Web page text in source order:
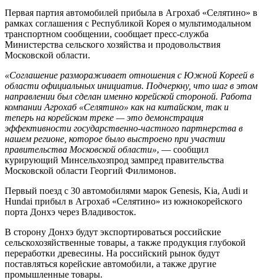
Первая партия автомобилей прибыла в Агрохаб «Селятино» в
рамках соглашения с Республикой Корея о мультимодальном
транспортном сообщении, сообщает пресс-служба
Министерства сельского хозяйства и продовольствия
Московской области.
«Соглашение размораживает отношения с Южной Кореей в
области официальных инициатив. Подчеркну, что шаг в этом
направлении был сделан именно корейской стороной. Работа
компании Агрохаб «Селятино» как на китайском, так и
теперь на корейском треке — это демонстрация
эффективности государственно-частного партнерства в
нашем регионе, которое было выстроено при участии
правительства Московской области», — сообщил
курирующий Минсельхозпрод зампред правительства
Московской области Георгий Филимонов.
Первый поезд с 30 автомобилями марок Genesis, Kia, Audi и
Hundai прибыл в Агрохаб «Селятино» из южнокорейского
порта Донхэ через Владивосток.
В сторону Донхэ будут экспортироваться российские
сельскохозяйственные товары, а также продукция глубокой
переработки древесины. На российский рынок будут
поставляться корейские автомобили, а также другие
промышленные товары.